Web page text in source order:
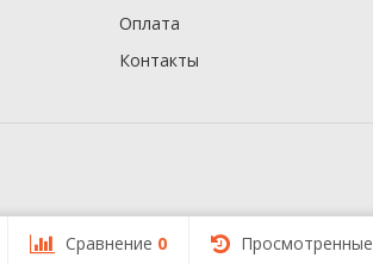
Оплата
Контакты
Сравнение 0 Просмотренные